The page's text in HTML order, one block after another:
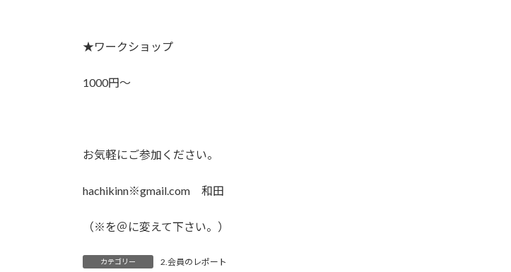
★ワークショップ
1000円～
お気軽にご参加ください。
hachikinn※gmail.com 和田
（※を＠に変えて下さい。）
カテゴリー 2.会員のレポート